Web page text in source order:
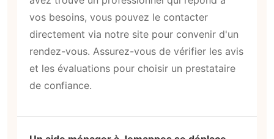
pour explorer les profils d'aides
ménagères disponibles. Une fois que vous
avez trouvé un professionnel qui répond à
vos besoins, vous pouvez le contacter
directement via notre site pour convenir d'un